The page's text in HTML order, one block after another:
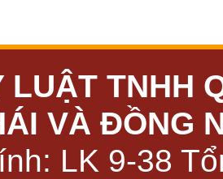
LUẬT TNHH
VÀ ĐỒNG
LK 9-38